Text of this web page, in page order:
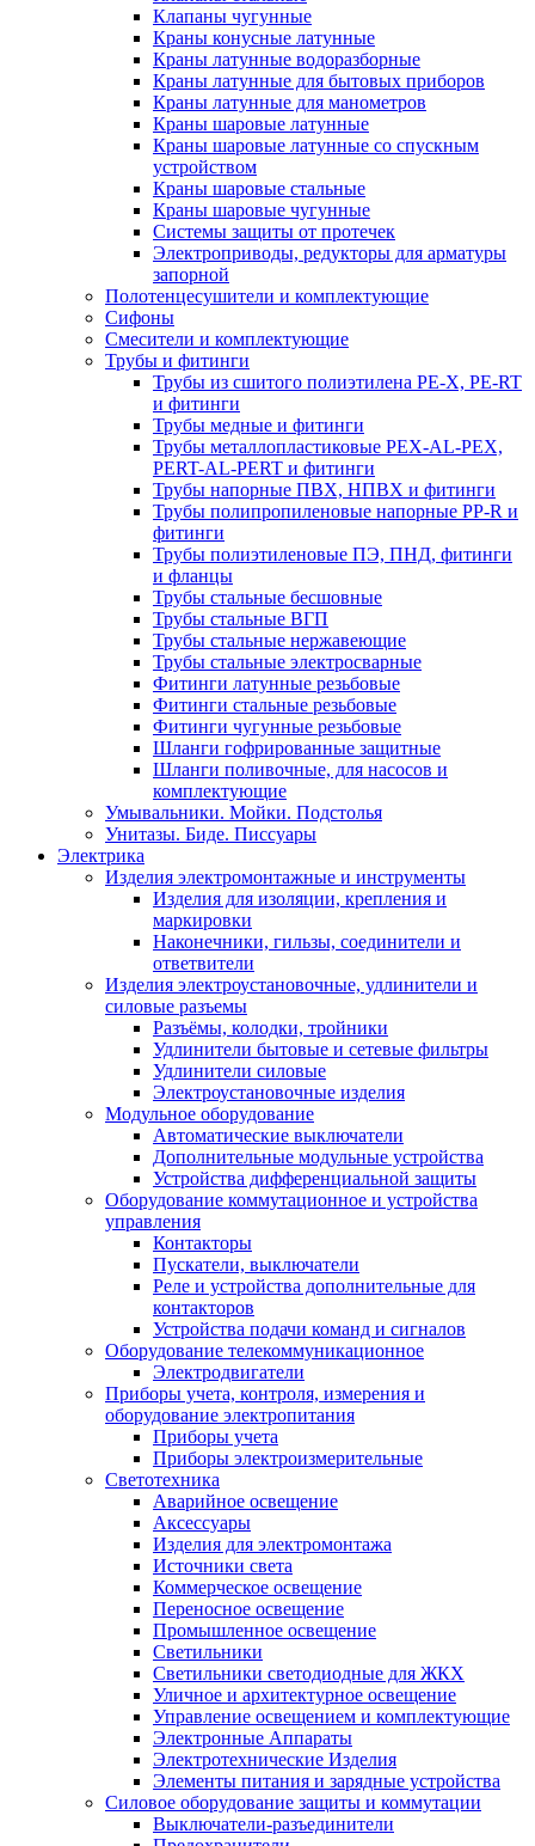
Клапаны чугунные
Краны конусные латунные
Краны латунные водоразборные
Краны латунные для бытовых приборов
Краны латунные для манометров
Краны шаровые латунные
Краны шаровые латунные со спускным
устройством
Краны шаровые стальные
Краны шаровые чугунные
Системы защиты от протечек
Электроприводы, редукторы для арматуры
запорной
Полотенцесушители и комплектующие
Сифоны
Смесители и комплектующие
Трубы и фитинги
Трубы из сшитого полиэтилена PE-X, PE-RT
и фитинги
Трубы медные и фитинги
Трубы металлопластиковые PEX-AL-PEX,
PERT-AL-PERT и фитинги
Трубы напорные ПВХ, НПВХ и фитинги
Трубы полипропиленовые напорные PP-R и
фитинги
Трубы полиэтиленовые ПЭ, ПНД, фитинги
и фланцы
Трубы стальные бесшовные
Трубы стальные ВГП
Трубы стальные нержавеющие
Трубы стальные электросварные
Фитинги латунные резьбовые
Фитинги стальные резьбовые
Фитинги чугунные резьбовые
Шланги гофрированные защитные
Шланги поливочные, для насосов и
комплектующие
Умывальники. Мойки. Подстолья
Унитазы. Биде. Писсуары
Электрика
Изделия электромонтажные и инструменты
Изделия для изоляции, крепления и
маркировки
Наконечники, гильзы, соединители и
ответвители
Изделия электроустановочные, удлинители и
силовые разъемы
Разъёмы, колодки, тройники
Удлинители бытовые и сетевые фильтры
Удлинители силовые
Электроустановочные изделия
Модульное оборудование
Автоматические выключатели
Дополнительные модульные устройства
Устройства дифференциальной защиты
Оборудование коммутационное и устройства
управления
Контакторы
Пускатели, выключатели
Реле и устройства дополнительные для
контакторов
Устройства подачи команд и сигналов
Оборудование телекоммуникационное
Электродвигатели
Приборы учета, контроля, измерения и
оборудование электропитания
Приборы учета
Приборы электроизмерительные
Светотехника
Аварийное освещение
Аксессуары
Изделия для электромонтажа
Источники света
Коммерческое освещение
Переносное освещение
Промышленное освещение
Светильники
Светильники светодиодные для ЖКХ
Уличное и архитектурное освещение
Управление освещением и комплектующие
Электронные Аппараты
Электротехнические Изделия
Элементы питания и зарядные устройства
Силовое оборудование защиты и коммутации
Выключатели-разъединители